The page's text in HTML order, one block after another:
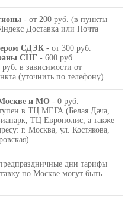
- от 200 руб. (в пункты
Доставка или Почта
СДЭК - от 300 руб.
СНГ - 600 руб.
руб. в зависимости от
(уточнить по телефону).
и МО - 0 руб.
в ТЦ МЕГА (Белая Дача,
ТЦ Европолис, а также
г. Москва, ул. Костякова,
дни тарифы
по Москве могут быть